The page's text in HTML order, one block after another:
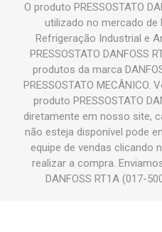
O produto PRESSOSTATO
utilizado no mercado de
Refrigeração Industrial e
PRESSOSTATO DANFOSS
produtos da marca
PRESSOSTATO
produto PRESSOSTATO
diretamente em nosso site,
não esteja disponível pode
equipe de vendas clicando
realizar a compra.
DANFOSS RT1A (017-